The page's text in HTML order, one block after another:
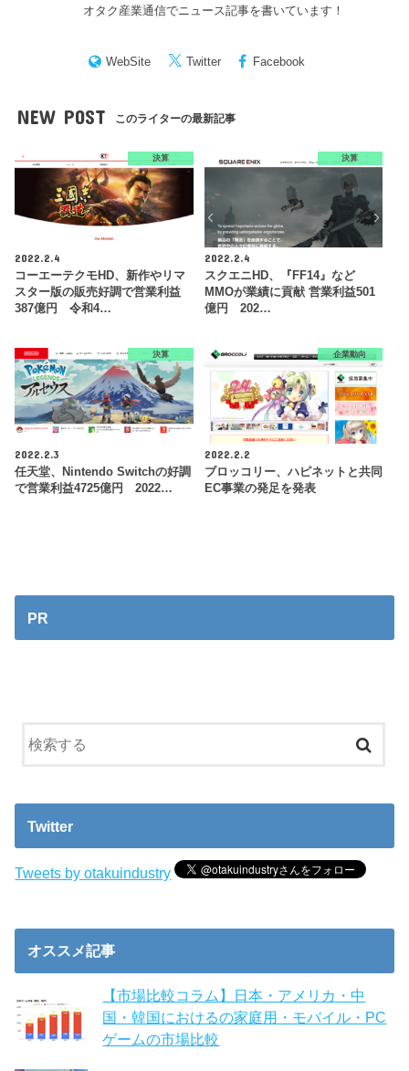
オタク産業通信でニュース記事を書いています！
WebSite Twitter Facebook
NEW POST このライターの最新記事
決算
2022.2.4
コーエーテクモHD、新作やリマ
スター版の販売好調で営業利益
387億円 令和4…
決算
2022.2.4
スクエニHD、『FF14』など
MMOが業績に貢献 営業利益501
億円 202…
決算
2022.2.3
任天堂、Nintendo Switchの好調
で営業利益4725億円 2022…
企業動向
2022.2.2
ブロッコリー、ハピネットと共同
EC事業の発足を発表
PR
Twitter
Tweets by otakuindustry
オススメ記事
【市場比較コラム】日本・アメリカ・中
国・韓国におけるの家庭用・モバイル・PC
ゲームの市場比較